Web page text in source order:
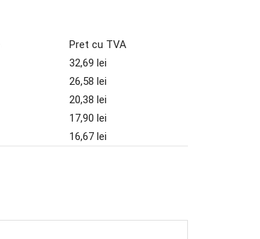
Pret cu TVA
32,69 lei
26,58 lei
20,38 lei
17,90 lei
16,67 lei